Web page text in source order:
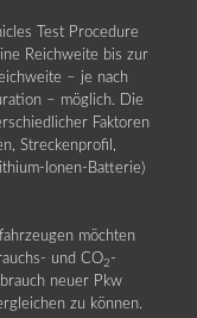
Test Procedure
Reichweite bis zur
– je nach
– möglich. Die
Faktoren
Streckenprofil,
Ionen-Batterie)
möchten
und CO2 -
neuer Pkw
zu können.